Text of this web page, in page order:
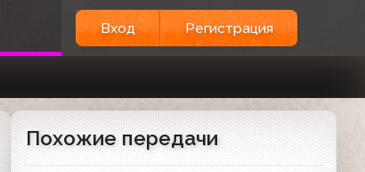
Вход Регистрация
Похожие передачи